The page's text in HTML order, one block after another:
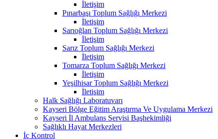
İletişim
Pınarbaşı Toplum Sağlığı Merkezi
İletişim
Sarıoğlan Toplum Sağlığı Merkezi
İletişim
Sarız Toplum Sağlığı Merkezi
İletişim
Tomarza Toplum Sağlığı Merkezi
İletişim
Yeşilhisar Toplum Sağlığı Merkezi
İletişim
Halk Sağlığı Laboratuvarı
Kayseri Bölge Eğitim Araştırma Ve Uygulama Merkezi
Kayseri İl Ambulans Servisi Başhekimliği
Sağlıklı Hayat Merkezleri
İç Kontrol